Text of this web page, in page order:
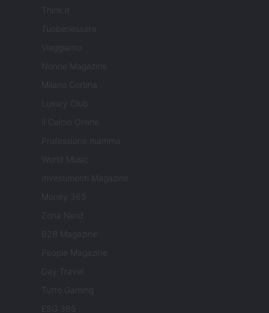
Think.it
Tuobenessere
Viaggiamo
Nonne Magazine
Milano Cortina
Luxury Club
Il Calcio Online
Professione mamma
World Music
Investimenti Magazine
Money 365
Zona Nerd
B2B Magazine
People Magazine
Day Travel
Tutto Gaming
ESG 365